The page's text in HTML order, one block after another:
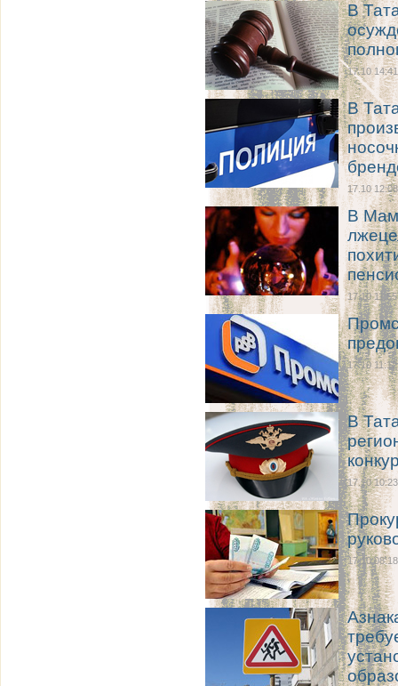
В
17.10 14:41
В
17.10 12:08
В
17.10 11:55
17.10 11:12
В
17.10 10:23
17.10 08:18